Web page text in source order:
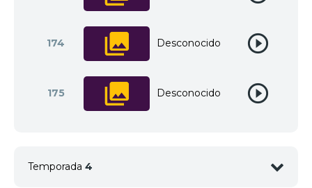
174 Desconocido
175 Desconocido
Temporada 4